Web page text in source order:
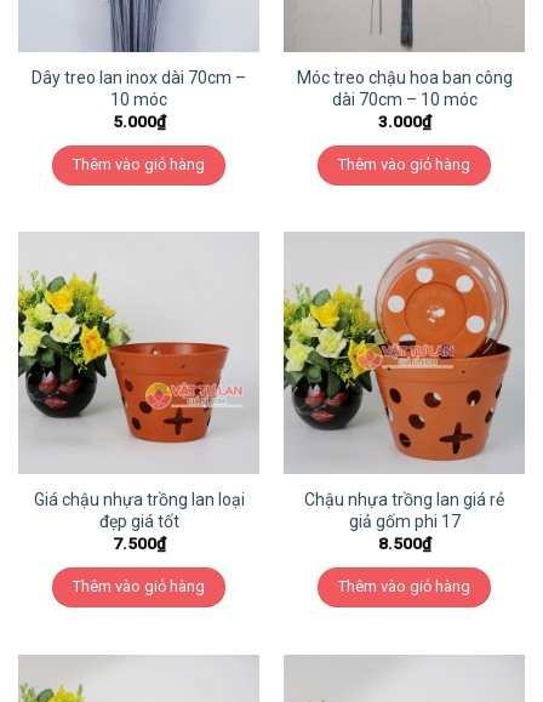
Dây treo lan inox dài 70cm –
10 móc
5.000₫
Thêm vào giỏ hàng
Móc treo chậu hoa ban công
dài 70cm – 10 móc
3.000₫
Thêm vào giỏ hàng
Giá chậu nhựa trồng lan loại
đẹp giá tốt
7.500₫
Thêm vào giỏ hàng
Chậu nhựa trồng lan giá rẻ
giả gốm phi 17
8.500₫
Thêm vào giỏ hàng